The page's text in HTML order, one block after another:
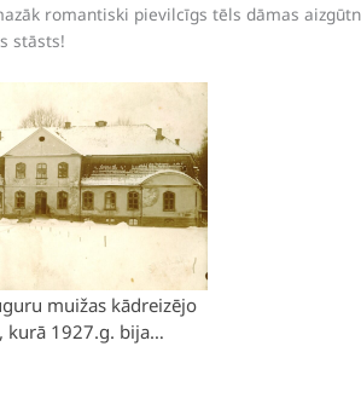
romantiski pievilcīgs tēls dāmas
stāsts!
muižas kādreizējo
kurā 1927.g. bija